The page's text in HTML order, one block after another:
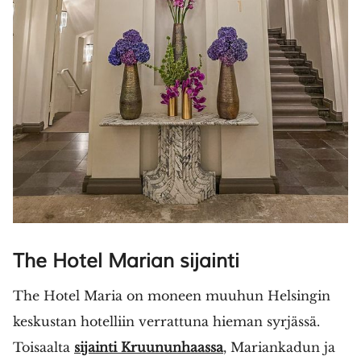
The Hotel Marian sijainti
The Hotel Maria on moneen muuhun Helsingin
keskustan hotelliin verrattuna hieman syrjässä.
Toisaalta sijainti Kruununhaassa, Mariankadun ja